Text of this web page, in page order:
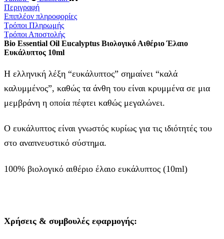
Περιγραφή
Επιπλέον πληροφορίες
Τρόποι Πληρωμής
Τρόποι Αποστολής
Bio Essential Oil Eucalyptus Βιολογικό Αιθέριο Έλαιο
Ευκάλυπτος 10ml
Η ελληνική λέξη “ευκάλυπτος” σημαίνει “καλά
καλυμμένος”, καθώς τα άνθη του είναι κρυμμένα σε μια
μεμβράνη η οποία πέφτει καθώς μεγαλώνει.
Ο ευκάλυπτος είναι γνωστός κυρίως για τις ιδιότητές του
στο αναπνευστικό σύστημα.
100% βιολογικό αιθέριο έλαιο ευκάλυπτος (10ml)
Χρήσεις & συμβουλές εφαρμογής: